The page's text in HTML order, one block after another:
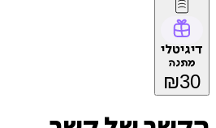
דיגיטלי
מתנה
₪30